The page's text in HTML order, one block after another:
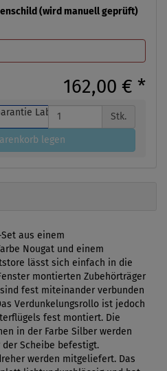
(wird manuell geprüft)
162,00 € *
Stk.
legen
aus einem
Nougat und einem
lässt sich einfach in die
montierten Zubehörträger
fest miteinander verbunden
Verdunkelungsrollo ist jedoch
fest montiert. Die
in der Farbe Silber werden
Scheibe befestigt.
werden mitgeliefert. Das